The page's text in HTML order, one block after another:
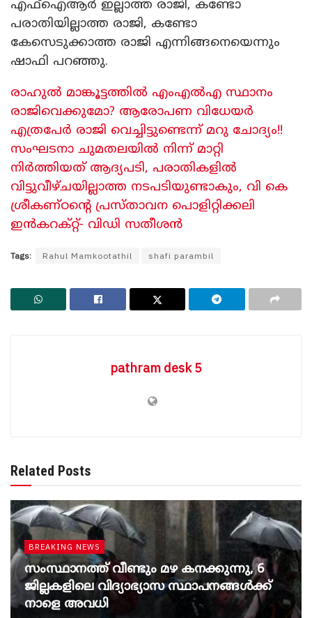
എഫ്‌ഐആർ ഇല്ലാത്ത രാജി, കണ്ടോ
പരാതിയില്ലാത്ത രാജി, കണ്ടോ
കേസെടുക്കാത്ത രാജി എന്നിങ്ങനെയെന്നും
ഷാഫി പറഞ്ഞു.
രാഹുൽ മാങ്കൂട്ടത്തിൽ എംഎൽഎ സ്ഥാനം
രാജിവെക്കുമോ? ആരോപണ വിധേയർ
എത്രപേർ രാജി വെച്ചിട്ടുണ്ടെന്ന് മറു ചോദ്യം!!
സംഘടനാ ചുമതലയിൽ നിന്ന് മാറ്റി
നിർത്തിയത് ആദ്യപടി, പരാതികളിൽ
വിട്ടുവീഴ്ചയില്ലാത്ത നടപടിയുണ്ടാകും, വി കെ
ശ്രീകണ്ഠന്റെ പ്രസ്താവന പൊളിറ്റിക്കലി
ഇൻകറക്റ്റ്- വിഡി സതീശൻ
Tags: Rahul Mamkootathil shafi parambil
pathram desk 5
Related Posts
BREAKING NEWS
സംസ്ഥാനത്ത് വീണ്ടും മഴ കനക്കുന്നു, 6
ജില്ലകളിലെ വിദ്യാഭ്യാസ സ്ഥാപനങ്ങൾക്ക്
നാളെ അവധി